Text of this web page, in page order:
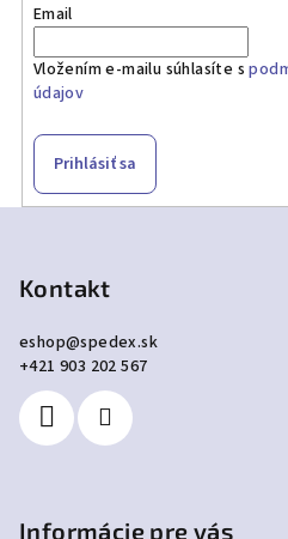
Email
Vložením e-mailu súhlasíte s
údajov
Prihlásiť sa
Kontakt
eshop@spedex.sk
+421 903 202 567
Informácie pre vás